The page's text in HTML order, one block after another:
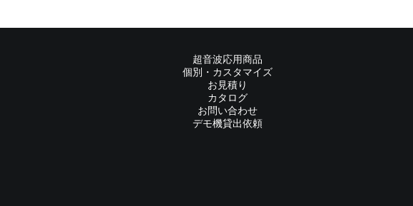
超音波応用商品
個別・カスタマイズ
お見積り
カタログ
お問い合わせ
デモ機貸出依頼